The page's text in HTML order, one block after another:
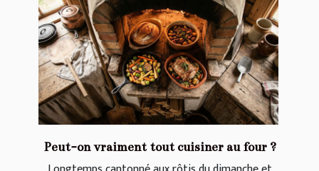
Peut-on vraiment tout cuisiner au four ?